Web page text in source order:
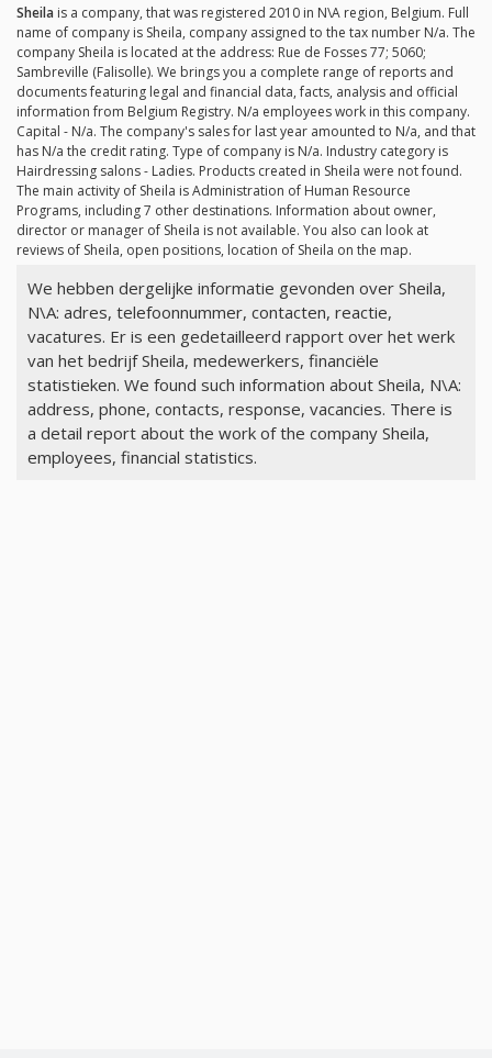
Sheila is a company, that was registered 2010 in N\A region, Belgium. Full
name of company is Sheila, company assigned to the tax number N/a. The
company Sheila is located at the address: Rue de Fosses 77; 5060;
Sambreville (Falisolle). We brings you a complete range of reports and
documents featuring legal and financial data, facts, analysis and official
information from Belgium Registry. N/a employees work in this company.
Capital - N/a. The company's sales for last year amounted to N/a, and that
has N/a the credit rating. Type of company is N/a. Industry category is
Hairdressing salons - Ladies. Products created in Sheila were not found.
The main activity of Sheila is Administration of Human Resource
Programs, including 7 other destinations. Information about owner,
director or manager of Sheila is not available. You also can look at
reviews of Sheila, open positions, location of Sheila on the map.
We hebben dergelijke informatie gevonden over Sheila,
N\A: adres, telefoonnummer, contacten, reactie,
vacatures. Er is een gedetailleerd rapport over het werk
van het bedrijf Sheila, medewerkers, financiële
statistieken. We found such information about Sheila, N\A:
address, phone, contacts, response, vacancies. There is
a detail report about the work of the company Sheila,
employees, financial statistics.